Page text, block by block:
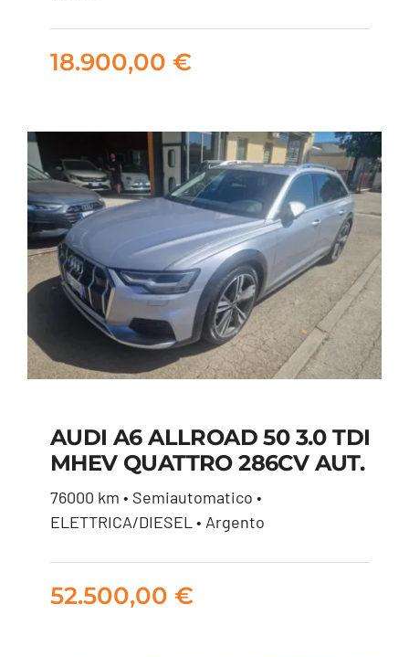
18.900,00
18.900,00 €
AUDI A6 ALLROAD 50
3.0 TDI MHEV
QUATTRO 286CV
AUT.
52.500,00
AUDI A6 ALLROAD 50 3.0 TDI
MHEV QUATTRO 286CV AUT.
76000 km • Semiautomatico •
ELETTRICA/DIESEL • Argento
52.500,00 €